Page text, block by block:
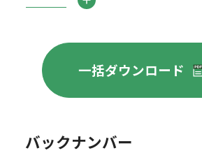
一括ダウンロード
バックナンバー